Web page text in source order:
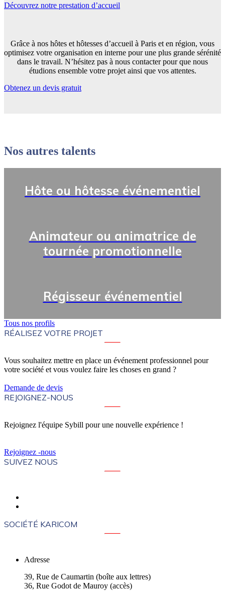
Découvrez notre prestation d’accueil
Grâce à nos hôtes et hôtesses d’accueil à Paris et en région, vous
optimisez votre organisation en interne pour une plus grande sérénité
dans le travail. N’hésitez pas à nous contacter pour que nous
étudions ensemble votre projet ainsi que vos attentes.
Obtenez un devis gratuit
Nos autres talents
Hôte ou hôtesse événementiel
Animateur ou animatrice de
tournée promotionnelle
Régisseur événementiel
Tous nos profils
RÉALISEZ VOTRE PROJET
Vous souhaitez mettre en place un événement professionnel pour
votre société et vous voulez faire les choses en grand ?
Demande de devis
REJOIGNEZ-NOUS
Rejoignez l'équipe Sybill pour une nouvelle expérience !
Rejoignez -nous
SUIVEZ NOUS
SOCIÉTÉ KARICOM
Adresse
39, Rue de Caumartin (boîte aux lettres)
36, Rue Godot de Mauroy (accès)